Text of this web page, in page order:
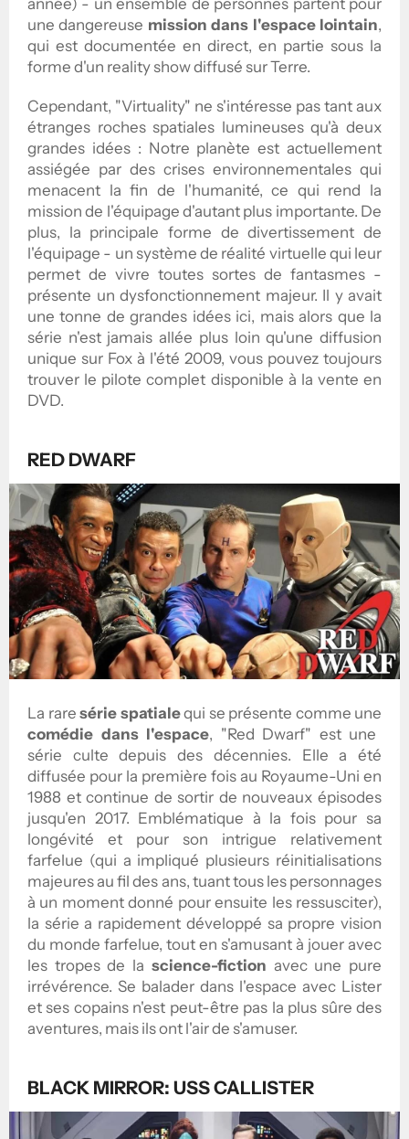
année) - un ensemble de personnes partent pour
une dangereuse mission dans l'espace lointain,
qui est documentée en direct, en partie sous la
forme d'un reality show diffusé sur Terre.
Cependant, "Virtuality" ne s'intéresse pas tant aux
étranges roches spatiales lumineuses qu'à deux
grandes idées : Notre planète est actuellement
assiégée par des crises environnementales qui
menacent la fin de l'humanité, ce qui rend la
mission de l'équipage d'autant plus importante. De
plus, la principale forme de divertissement de
l'équipage - un système de réalité virtuelle qui leur
permet de vivre toutes sortes de fantasmes -
présente un dysfonctionnement majeur. Il y avait
une tonne de grandes idées ici, mais alors que la
série n'est jamais allée plus loin qu'une diffusion
unique sur Fox à l'été 2009, vous pouvez toujours
trouver le pilote complet disponible à la vente en
DVD.
RED DWARF
La rare série spatialequi se présente comme une
comédie dans l'espace, "Red Dwarf" est une
série culte depuis des décennies. Elle a été
diffusée pour la première fois au Royaume-Uni en
1988 et continue de sortir de nouveaux épisodes
jusqu'en 2017. Emblématique à la fois pour sa
longévité et pour son intrigue relativement
farfelue (qui a impliqué plusieurs réinitialisations
majeures au fil des ans, tuant tous les personnages
à un moment donné pour ensuite les ressusciter),
la série a rapidement développé sa propre vision
du monde farfelue, tout en s'amusant à jouer avec
les tropes de la science-fiction avec une pure
irrévérence. Se balader dans l'espace avec Lister
et ses copains n'est peut-être pas la plus sûre des
aventures, mais ils ont l'air de s'amuser.
BLACK MIRROR: USS CALLISTER